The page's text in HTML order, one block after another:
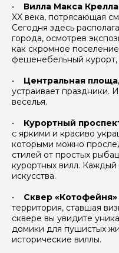
• Вилла Макса Крелла
XX века, потрясающая
Сегодня здесь
города, осмотрев
как скромное
фешенебельный курорт,
• Центральная
устраивает праздники.
веселья.
• Курортный
с яркими и красиво
которыми можно
стилей от простых
курортных вилл.
искусства.
•
Сквер «Котофейня»
территория, ставшая
сквере вы увидите
домики для пушистых
исторические виллы.